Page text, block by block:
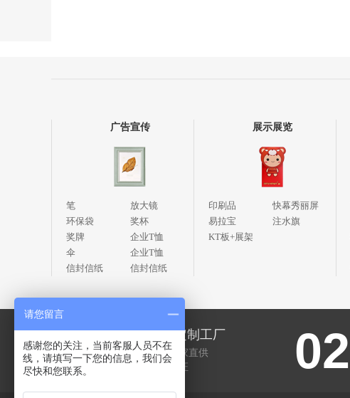
广告宣传
笔
放大镜
环保袋
奖杯
奖牌
企业T恤
伞
企业T恤
信封信纸
信封信纸
展示展览
印刷品
快幕秀丽屏
易拉宝
注水旗
KT板+展架
01 自主定制工厂
优良厂家直供
品质保证
02
请您留言
感谢您的关注，当前客服人员不在
线，请填写一下您的信息，我们会
尽快和您联系。